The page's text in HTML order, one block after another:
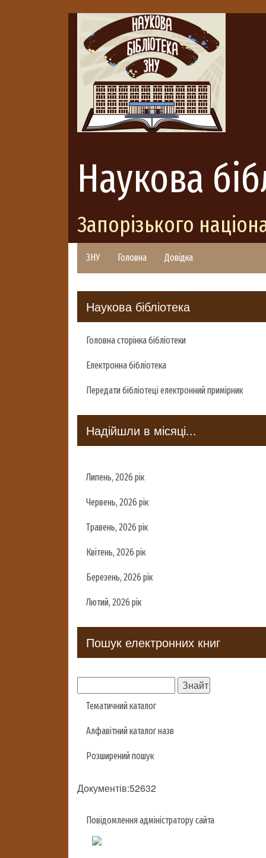
Наукова
Запорізького
ЗНУ Головна Довідка
Наукова бібліотека
Головна сторінка бібліотеки
Електронна бібліотека
Передати бібліотеці електронний примірник
Надійшли в місяці...
Липень, 2026 рік
Червень, 2026 рік
Травень, 2026 рік
Квітень, 2026 рік
Березень, 2026 рік
Лютий, 2026 рік
Пошук електронних книг
Тематичний каталог
Алфавітний каталог назв
Розширений пошук
Документів:52632
Повідомлення адміністратору сайта